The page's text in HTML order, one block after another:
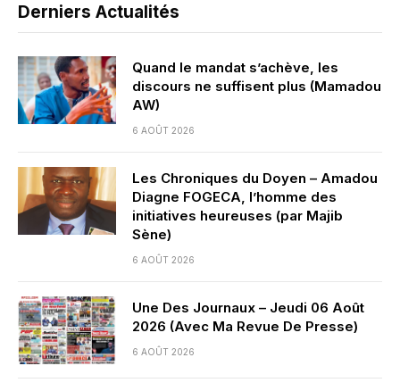
Derniers Actualités
Quand le mandat s’achève, les
discours ne suffisent plus (Mamadou
AW)
6 AOÛT 2026
Les Chroniques du Doyen – Amadou
Diagne FOGECA, l’homme des
initiatives heureuses (par Majib
Sène)
6 AOÛT 2026
Une Des Journaux – Jeudi 06 Août
2026 (Avec Ma Revue De Presse)
6 AOÛT 2026